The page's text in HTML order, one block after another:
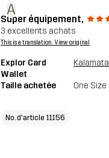
A
Super équipement,
3 excellents achats
This is a translation. View original
Explor Card
Wallet
Kalamata
Taille achetée One Size
No. d'article 11156